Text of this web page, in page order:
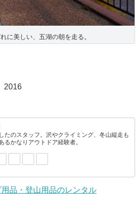
に美しい、五湖の朝を走る。
2016
たのスタッフ。沢やクライミング、冬山縦走も
るかなりアウトドア経験者。